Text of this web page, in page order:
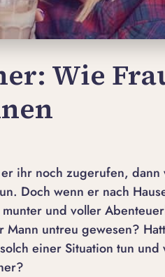
Wie
ihr noch zugerufen,
Doch wenn er nach
und voller
untreu gewesen?
einer Situation tun und